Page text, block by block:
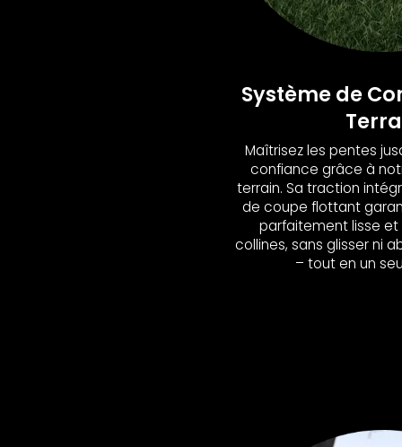
Système de
Maîtrisez les pentes
confiance grâce à
terrain. Sa traction
de coupe flottant
parfaitement lisse et
collines, sans glisser ni
– tout en un